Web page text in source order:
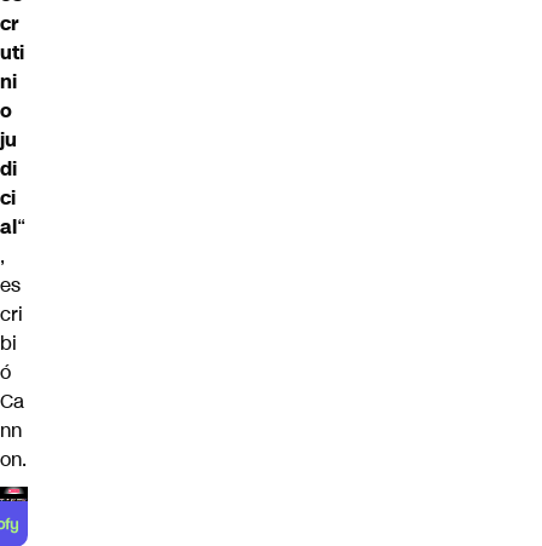
cr
uti
ni
o
ju
di
ci
al“
,
es
cri
bi
ó
Ca
nn
on.